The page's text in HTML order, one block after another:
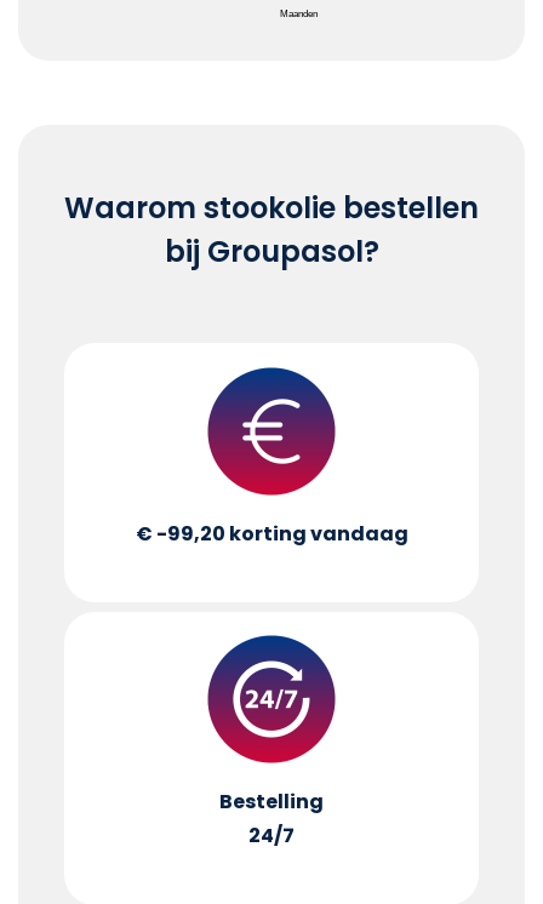
Maanden
Waarom stookolie bestellen
bij Groupasol?
€ -99,20 korting vandaag
Bestelling
24/7